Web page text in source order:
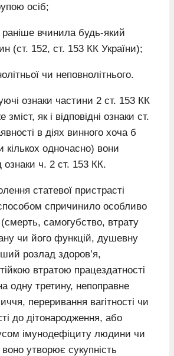
осіб;
вчинила будь-який
(ст. 152, ст. 153 КК України);
чи неповнолітнього.
ознаки частини 2 ст. 153 КК
як і відповідні ознаки ст.
в діях винного хоча б
кількох одночасно) вони
ознаки ч. 2 ст. 153 КК.
статевої пристрасті
спричинило особливо
(смерть, самогубство, втрату
чи його функцій, душевну
розлад здоров’я,
втратою працездатності
одну третину, непоправне
переривання вагітності чи
до дітонародження, або
імунодефіциту людини чи
утворює сукупність